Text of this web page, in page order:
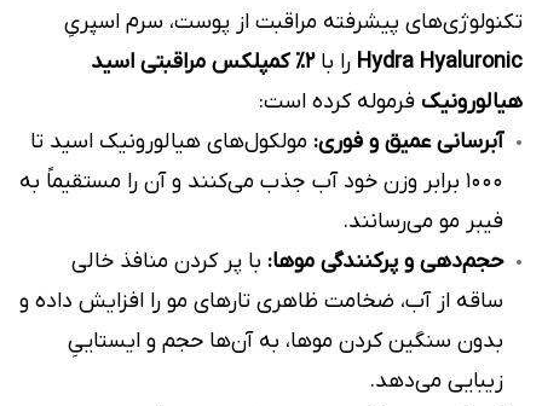
تکنولوژی‌های پیشرفته مراقبت از پوست، سرم اسپریِ
Hydra Hyaluronic را با ۲٪ کمپلکس مراقبتی اسید
هیالورونیک فرموله کرده است:
آبرسانی عمیق و فوری: مولکول‌های هیالورونیک اسید تا
۱۰۰۰ برابر وزن خود آب جذب می‌کنند و آن را مستقیماً به
فیبر مو می‌رسانند.
حجم‌دهی و پرکنندگی موها: با پر کردن منافذ خالی
ساقه از آب، ضخامت ظاهری تارهای مو را افزایش داده و
بدون سنگین کردن موها، به آن‌ها حجم و ایستاییِ
زیبایی می‌دهد.